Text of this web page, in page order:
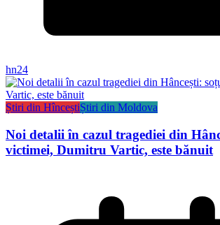
hn24
Știri din HînceștiȘtiri din Moldova
Noi detalii în cazul tragediei din
victimei, Dumitru Vartic, este bănuit